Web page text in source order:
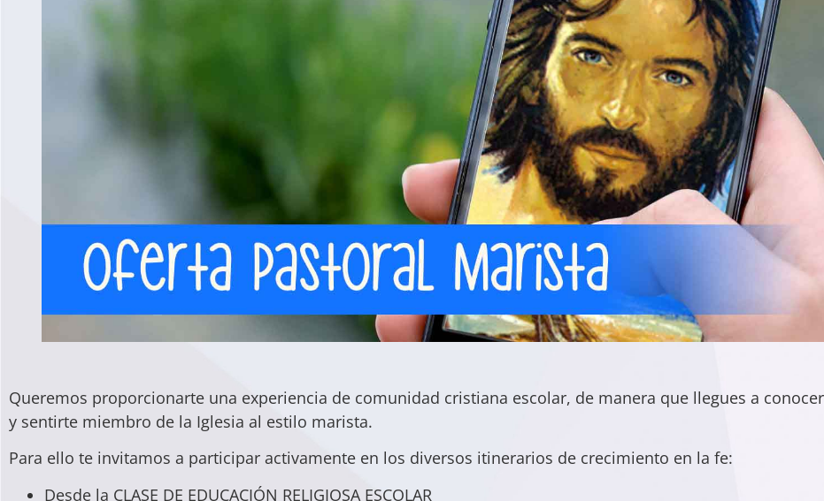
Queremos proporcionarte una experiencia de comunidad cristiana escolar, de manera que llegues a
y sentirte miembro de la Iglesia al estilo marista.
Para ello te invitamos a participar activamente en los diversos itinerarios de crecimiento en la fe:
Desde la CLASE DE EDUCACIÓN RELIGIOSA ESCOLAR